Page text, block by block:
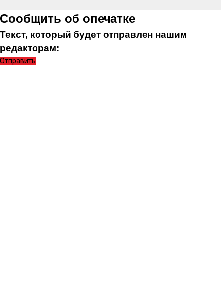
Сообщить об опечатке
Текст, который будет отправлен нашим
редакторам:
Отправить